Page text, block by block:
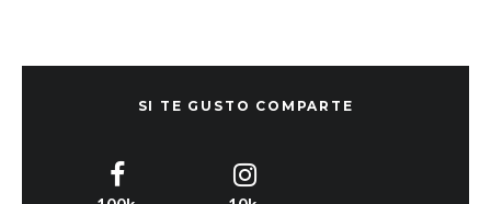
SI TE GUSTO COMPARTE